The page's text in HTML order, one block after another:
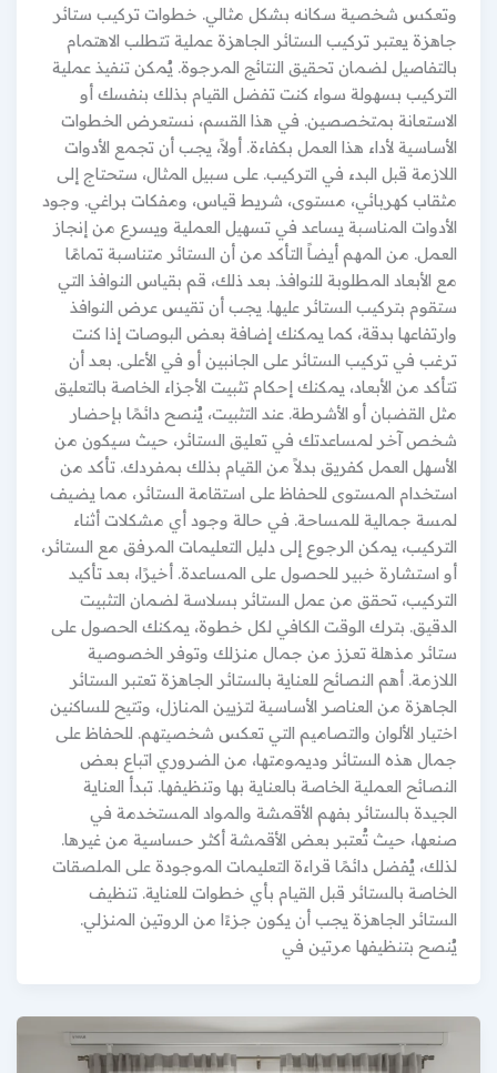
وتعكس شخصية سكانه بشكل مثالي. خطوات تركيب ستائر
جاهزة يعتبر تركيب الستائر الجاهزة عملية تتطلب الاهتمام
بالتفاصيل لضمان تحقيق النتائج المرجوة. يُمكن تنفيذ عملية
التركيب بسهولة سواء كنت تفضل القيام بذلك بنفسك أو
الاستعانة بمتخصصين. في هذا القسم، نستعرض الخطوات
الأساسية لأداء هذا العمل بكفاءة. أولاً، يجب أن تجمع الأدوات
اللازمة قبل البدء في التركيب. على سبيل المثال، ستحتاج إلى
مثقاب كهربائي، مستوى، شريط قياس، ومفكات براغي. وجود
الأدوات المناسبة يساعد في تسهيل العملية ويسرع من إنجاز
العمل. من المهم أيضاً التأكد من أن الستائر متناسبة تمامًا
مع الأبعاد المطلوبة للنوافذ. بعد ذلك، قم بقياس النوافذ التي
ستقوم بتركيب الستائر عليها. يجب أن تقيس عرض النوافذ
وارتفاعها بدقة، كما يمكنك إضافة بعض البوصات إذا كنت
ترغب في تركيب الستائر على الجانبين أو في الأعلى. بعد أن
تتأكد من الأبعاد، يمكنك إحكام تثبيت الأجزاء الخاصة بالتعليق
مثل القضبان أو الأشرطة. عند التثبيت، يُنصح دائمًا بإحضار
شخص آخر لمساعدتك في تعليق الستائر، حيث سيكون من
الأسهل العمل كفريق بدلاً من القيام بذلك بمفردك. تأكد من
استخدام المستوى للحفاظ على استقامة الستائر، مما يضيف
لمسة جمالية للمساحة. في حالة وجود أي مشكلات أثناء
التركيب، يمكن الرجوع إلى دليل التعليمات المرفق مع الستائر،
أو استشارة خبير للحصول على المساعدة. أخيرًا، بعد تأكيد
التركيب، تحقق من عمل الستائر بسلاسة لضمان التثبيت
الدقيق. بترك الوقت الكافي لكل خطوة، يمكنك الحصول على
ستائر مذهلة تعزز من جمال منزلك وتوفر الخصوصية
اللازمة. أهم النصائح للعناية بالستائر الجاهزة تعتبر الستائر
الجاهزة من العناصر الأساسية لتزيين المنازل، وتتيح للساكنين
اختيار الألوان والتصاميم التي تعكس شخصيتهم. للحفاظ على
جمال هذه الستائر وديمومتها، من الضروري اتباع بعض
النصائح العملية الخاصة بالعناية بها وتنظيفها. تبدأ العناية
الجيدة بالستائر بفهم الأقمشة والمواد المستخدمة في
صنعها، حيث تُعتبر بعض الأقمشة أكثر حساسية من غيرها.
لذلك، يُفضل دائمًا قراءة التعليمات الموجودة على الملصقات
الخاصة بالستائر قبل القيام بأي خطوات للعناية. تنظيف
الستائر الجاهزة يجب أن يكون جزءًا من الروتين المنزلي.
يُنصح بتنظيفها مرتين في